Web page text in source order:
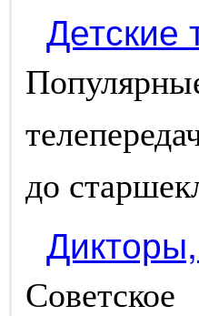
Детские
до